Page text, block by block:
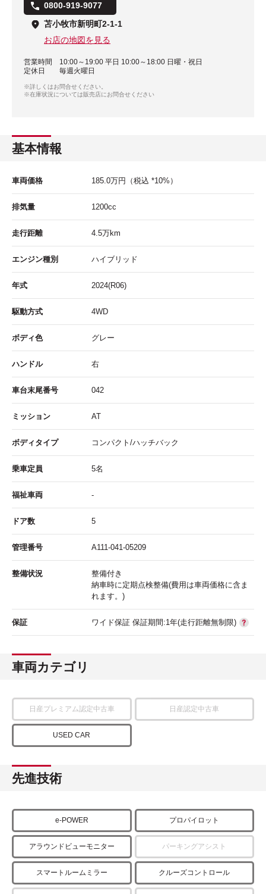
0800-919-9077
苫小牧市新明町2-1-1
お店の地図を見る
営業時間
10:00～19:00 平日 10:00～18:00 日曜・祝日
定休日
毎週火曜日
※詳しくはお問合せください。
※在庫状況については販売店にお問合せください
基本情報
車両価格 185.0万円 （税込 *10%）
排気量 1200cc
走行距離 4.5万km
エンジン種別 ハイブリッド
年式 2024(R06)
駆動方式 4WD
ボディ色 グレー
ハンドル 右
車台末尾番号 042
ミッション AT
ボディタイプ コンパクト/ハッチバック
乗車定員 5名
福祉車両 -
ドア数 5
管理番号 A111-041-05209
整備状況
整備付き
納車時に定期点検整備(費用は車両価格に含ま
れます。)
保証 ワイド保証 保証期間:1年(走行距離無制限)
車両カテゴリ
日産プレミアム認定中古車 日産認定中古車
USED CAR
先進技術
e-POWER プロパイロット
アラウンドビューモニター パーキングアシスト
スマートルームミラー クルーズコントロール